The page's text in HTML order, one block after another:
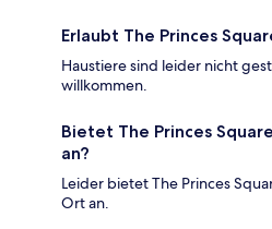
Erlaubt The Princes
Haustiere sind leider nicht
willkommen.
Bietet The Princes
an?
Leider bietet The Princes
Ort an.